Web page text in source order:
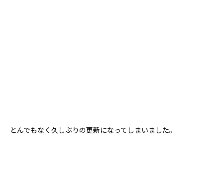
とんでもなく久しぶりの更新になってしまいました。